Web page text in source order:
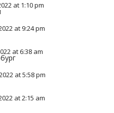
at 1:10 pm
at 9:24 pm
at 6:38 am
at 5:58 pm
at 2:15 am